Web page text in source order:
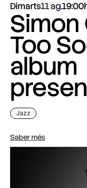
Dimarts11 ag.
Simon
Too
album
Jazz
Saber més